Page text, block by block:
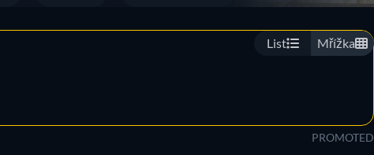
List Mřížka
PROMOTED